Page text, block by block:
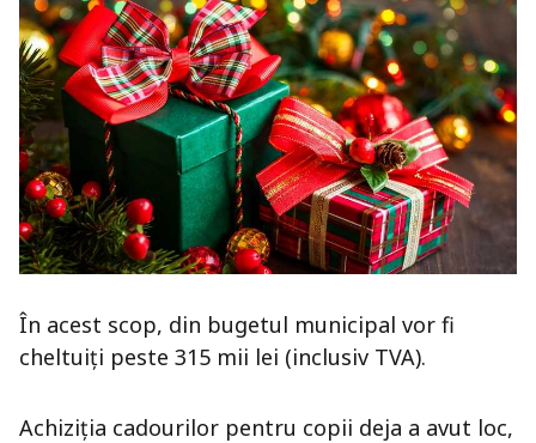
În acest scop, din bugetul municipal vor fi
cheltuiți peste 315 mii lei (inclusiv TVA).
Achiziția cadourilor pentru copii deja a avut loc,